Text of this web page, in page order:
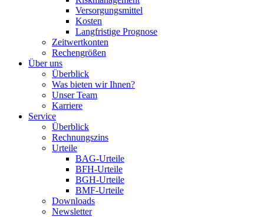
Versorgungsmittel
Kosten
Langfristige Prognose
Zeitwertkonten
Rechengrößen
Über uns
Überblick
Was bieten wir Ihnen?
Unser Team
Karriere
Service
Überblick
Rechnungszins
Urteile
BAG-Urteile
BFH-Urteile
BGH-Urteile
BMF-Urteile
Downloads
Newsletter